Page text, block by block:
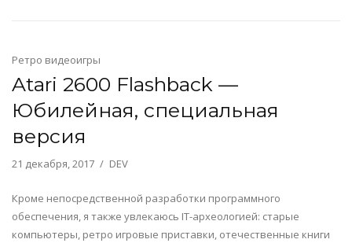
Ретро видеоигры
Atari 2600 Flashback —
Юбилейная, специальная
версия
21 декабря, 2017 DEV
Кроме непосредственной разработки программного
обеспечения, я также увлекаюсь IT-археологией: старые
компьютеры, ретро игровые приставки, отечественные книги